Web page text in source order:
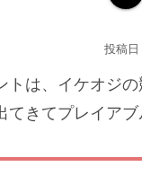
は、イケオジ
きてプレイアブ